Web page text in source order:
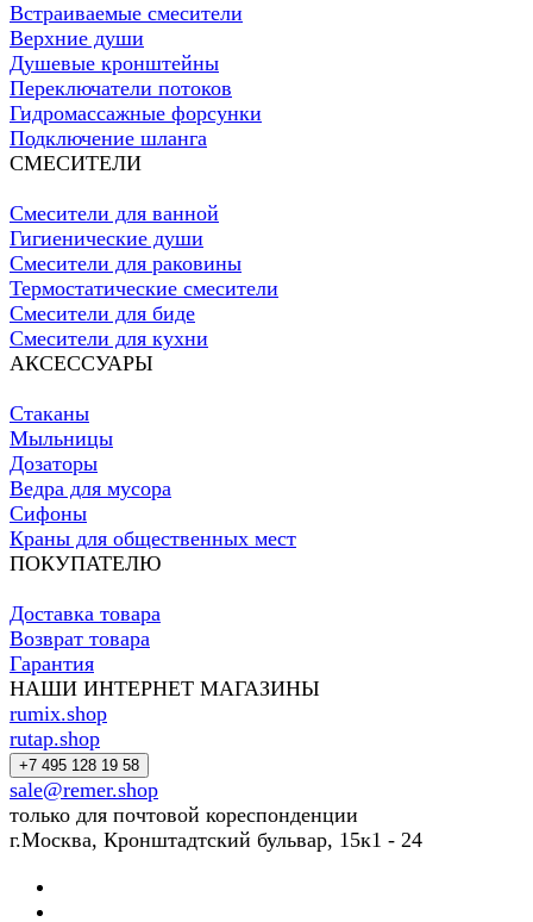
Встраиваемые смесители
Верхние души
Душевые кронштейны
Переключатели потоков
Гидромассажные форсунки
Подключение шланга
СМЕСИТЕЛИ
Смесители для ванной
Гигиенические души
Смесители для раковины
Термостатические смесители
Смесители для биде
Смесители для кухни
АКСЕССУАРЫ
Стаканы
Мыльницы
Дозаторы
Ведра для мусора
Сифоны
Краны для общественных мест
ПОКУПАТЕЛЮ
Доставка товара
Возврат товара
Гарантия
НАШИ ИНТЕРНЕТ МАГАЗИНЫ
rumix.shop
rutap.shop
+7 495 128 19 58
sale@remer.shop
только для почтовой кореспонденции
г.Москва, Кронштадтский бульвар, 15к1 - 24